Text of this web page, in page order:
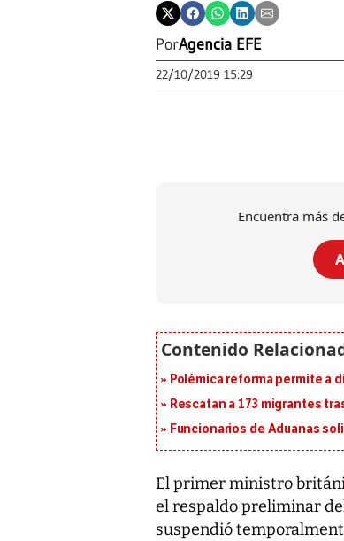
PorAgencia EFE
22/10/2019 15:29
Encuentra más
Polémica reforma permite a
Rescatan a 173 migrantes
Funcionarios de Aduanas
El primer ministro
el respaldo preliminar
suspendió